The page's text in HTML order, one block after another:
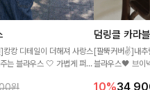
캉 디테일이 더해져 사랑스
는 블라우스 🤍 가볍게 퍼지
원
덤링클 카라
[팔뚝커버✌]내추
블라우스🖤 브이
10%